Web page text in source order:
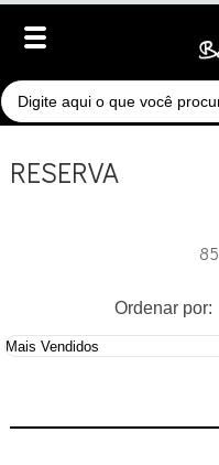
RESERVA
85
Ordenar por: